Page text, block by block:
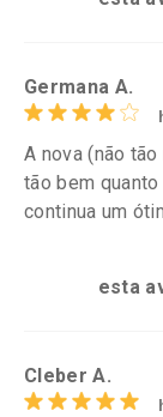
Germana A.
A nova (não
tão bem
continua um
esta
Cleber A.